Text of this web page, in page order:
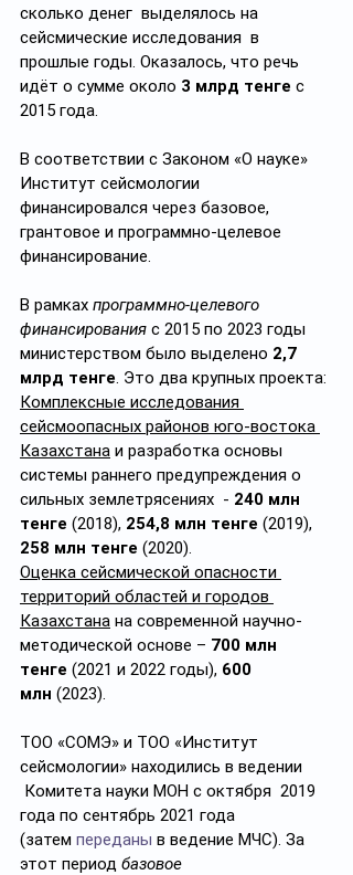
сколько денег  выделялось на
сейсмические исследования  в
прошлые годы. Оказалось, что речь
идёт о сумме около 3 млрд тенге с
2015 года.
В соответствии с Законом «О науке»
Институт сейсмологии
финансировался через базовое,
грантовое и программно-целевое
финансирование.
В рамках программно-целевого
финансирования с 2015 по 2023 годы
министерством было выделено 2,7
млрд тенге. Это два крупных проекта:
Комплексные исследования
сейсмоопасных районов юго-востока
Казахстана и разработка основы
системы раннего предупреждения о
сильных землетрясениях  - 240 млн
тенге (2018), 254,8 млн тенге (2019),
258 млн тенге (2020).
Оценка сейсмической опасности
территорий областей и городов
Казахстана на современной научно-
методической основе – 700 млн
тенге (2021 и 2022 годы), 600
млн (2023).
ТОО «СОМЭ» и ТОО «Институт
сейсмологии» находились в ведении
Комитета науки МОН с октября  2019
года по сентябрь 2021 года
(затем переданы в ведение МЧС). За
этот период базовое